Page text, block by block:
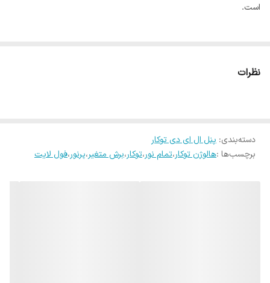
است.
نظرات
دسته‌بندی: پنل ال ای دی توکار
برچسب‌ها :هالوژن توکار،تمام نور،توکار،برش متغیر،پرنور،فول لایت